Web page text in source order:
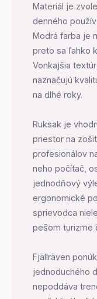
Materiál je
denného
Modrá farba je
preto sa ľahko
Vonkajšia
naznačujú
na dlhé roky.
Ruksak je
priestor na
profesionálov
neho počítač,
jednodňový
ergonomické
sprievodca
pešom turizme
Fjällräven
jednoduchého
nepoddáva